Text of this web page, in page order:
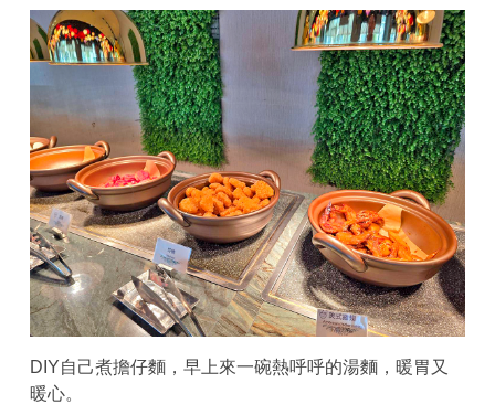
DIY自己煮擔仔麵，早上來一碗熱呼呼的湯麵，暖胃又
暖心。